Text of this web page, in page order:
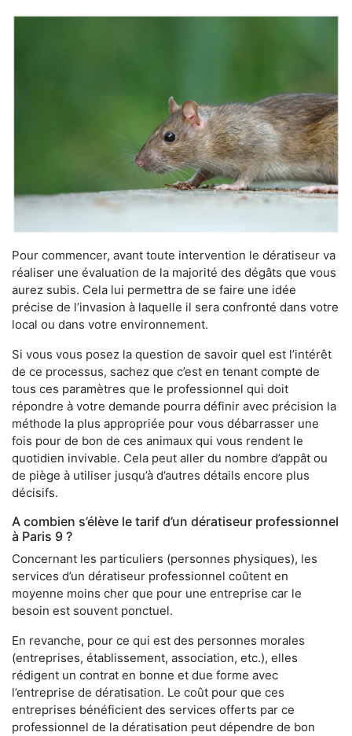
Pour commencer, avant toute intervention le dératiseur va
réaliser une évaluation de la majorité des dégâts que vous
aurez subis. Cela lui permettra de se faire une idée
précise de l’invasion à laquelle il sera confronté dans votre
local ou dans votre environnement.
Si vous vous posez la question de savoir quel est l’intérêt
de ce processus, sachez que c’est en tenant compte de
tous ces paramètres que le professionnel qui doit
répondre à votre demande pourra définir avec précision la
méthode la plus appropriée pour vous débarrasser une
fois pour de bon de ces animaux qui vous rendent le
quotidien invivable. Cela peut aller du nombre d’appât ou
de piège à utiliser jusqu’à d’autres détails encore plus
décisifs.
A combien s’élève le tarif d’un dératiseur professionnel
à Paris 9 ?
Concernant les particuliers (personnes physiques), les
services d’un dératiseur professionnel coûtent en
moyenne moins cher que pour une entreprise car le
besoin est souvent ponctuel.
En revanche, pour ce qui est des personnes morales
(entreprises, établissement, association, etc.), elles
rédigent un contrat en bonne et due forme avec
l’entreprise de dératisation. Le coût pour que ces
entreprises bénéficient des services offerts par ce
professionnel de la dératisation peut dépendre de bon